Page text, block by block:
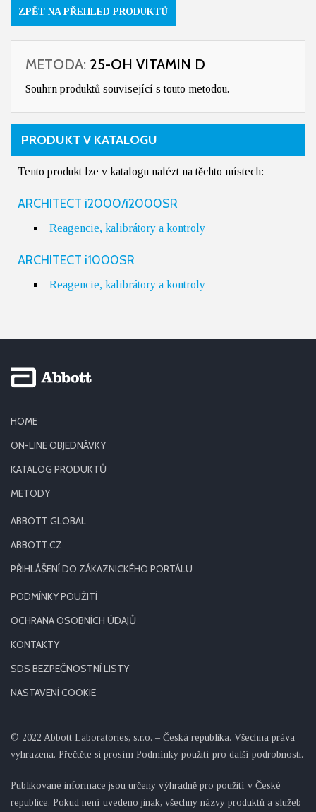
ZPĚT NA PŘEHLED PRODUKTŮ
METODA: 25-OH VITAMIN D
Souhrn produktů související s touto metodou.
PRODUKT V KATALOGU
Tento produkt lze v katalogu nalézt na těchto místech:
ARCHITECT i2000/i2000SR
Reagencie, kalibrátory a kontroly
ARCHITECT i1000SR
Reagencie, kalibrátory a kontroly
HOME
ON-LINE OBJEDNÁVKY
KATALOG PRODUKTŮ
METODY
ABBOTT GLOBAL
ABBOTT.CZ
PŘIHLÁŠENÍ DO ZÁKAZNICKÉHO PORTÁLU
PODMÍNKY POUŽITÍ
OCHRANA OSOBNÍCH ÚDAJŮ
KONTAKTY
SDS BEZPEČNOSTNÍ LISTY
NASTAVENÍ COOKIE
© 2022 Abbott Laboratories, s.r.o. – Česká republika. Všechna práva
vyhrazena. Přečtěte si prosím Podmínky použití pro další podrobnosti.
Publikované informace jsou určeny výhradně pro použití v České
republice. Pokud není uvedeno jinak, všechny názvy produktů a služeb